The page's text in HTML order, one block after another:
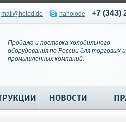
mail@holod.de naholode +7 (343)
Продажа и поставка холодильного
оборудования по России для торговых и
промышленных компаний.
НОВОСТИ